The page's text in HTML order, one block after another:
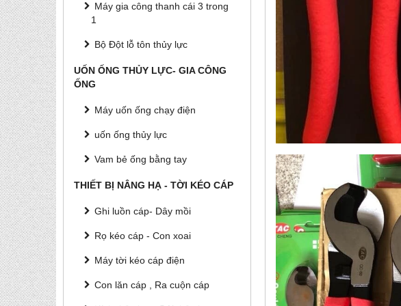
Máy gia công thanh cái 3 trong
1
Bộ Đột lỗ tôn thủy lực
UỐN ỐNG THỦY LỰC- GIA CÔNG
ỐNG
Máy uốn ống chạy điện
uốn ống thủy lực
Vam bẻ ống bằng tay
THIẾT BỊ NÂNG HẠ - TỜI KÉO CÁP
Ghi luồn cáp- Dây mồi
Rọ kéo cáp - Con xoai
Máy tời kéo cáp điện
Con lăn cáp , Ra cuộn cáp